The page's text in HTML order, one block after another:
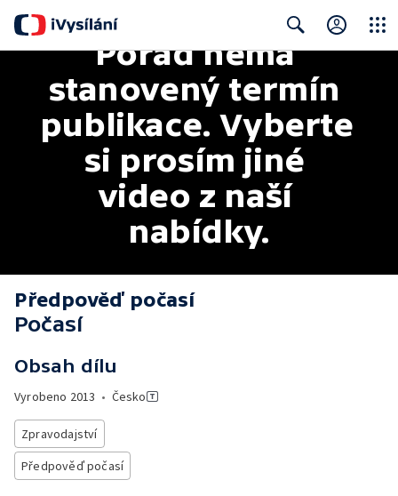
Search
Pořad nemá
stanovený termín
publikace. Vyberte
si prosím jiné
video z naší
nabídky.
Předpověď počasí
Počasí
Obsah dílu
Vyrobeno 2013 • Česko
Zpravodajství
Předpověď počasí